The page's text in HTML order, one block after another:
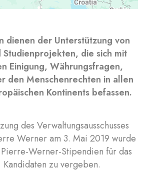
dienen der Unterstützung von
Studienprojekten, die sich mit
Einigung, Währungsfragen,
den Menschenrechten in allen
Kontinents befassen.
des Verwaltungsausschusses
Werner am 3. Mai 2019 wurde
Werner-Stipendien für das
Kandidaten zu vergeben.